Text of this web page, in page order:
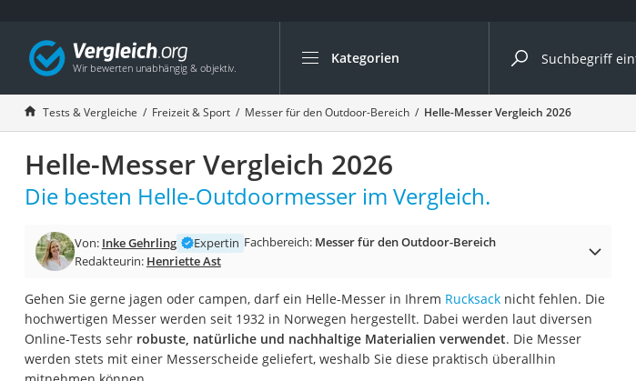
Kategorien
Die beliebtesten Vergleiche nach Kategorie
Freizeit & Sport
Gartentrampolin
Trampolin
Metalldetektor
Trampolin 366 cm
Aluminium-Koffer
Futterboot
Air Bike
Tests & Vergleiche Freizeit & Sport Messer für den Outdoor-Bereich Helle-Messer Vergleich 2026
Helle-Messer Vergleich 2026
Die besten Helle-Outdoormesser im Vergleich.
Von: Inke Gehrling Expertin Fachbereich: Messer für den Outdoor-Bereich
Redakteurin: Henriette Ast
Gehen Sie gerne jagen oder campen, darf ein Helle-Messer in Ihrem Rucksacknicht fehlen. Die
hochwertigen Messer werden seit 1932 in Norwegen hergestellt. Dabei werden laut diversen
Online-Tests sehr robuste, natürliche und nachhaltige Materialien verwendet. Die Messer
werden stets mit einer Messerscheide geliefert, weshalb Sie diese praktisch überallhin